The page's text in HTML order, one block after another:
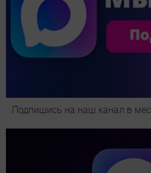
Подпишись на наш канал в